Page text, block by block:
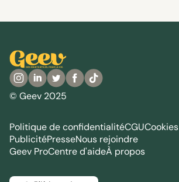
© Geev 2025
Politique de confidentialitéCGUCookies
PublicitéPresseNous rejoindre
Geev ProCentre d'aideÀ propos